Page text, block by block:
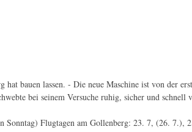
bauen lassen. - Die neue Maschine ist von der
bei seinem Versuche ruhig, sicher und schnell
Sonntag) Flugtagen am Gollenberg: 23. 7, (26. 7.),